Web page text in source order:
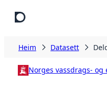
Heim Datasett
Norges vassdrags-